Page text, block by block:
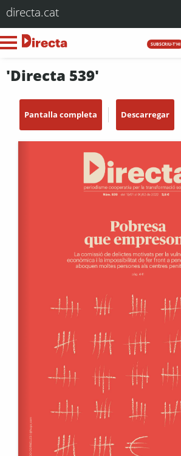
directa.cat
SUBSCRIU-T'HI
'Directa 539'
Pantalla completa Descarregar